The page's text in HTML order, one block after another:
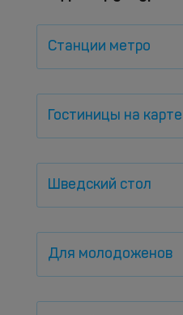
Станции метро
Гостиницы на карте
Шведский стол
Для молодоженов